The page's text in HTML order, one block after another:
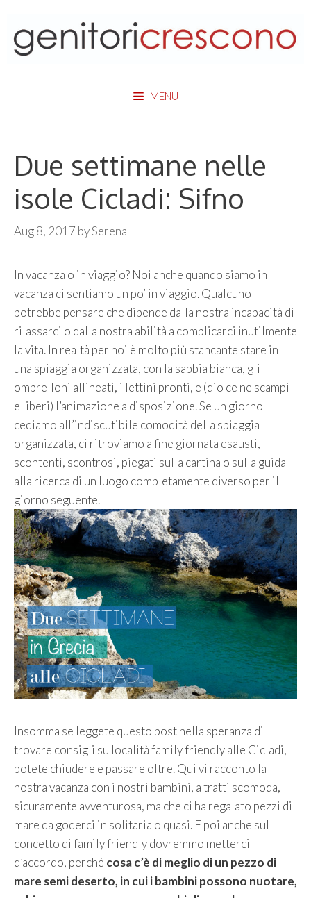
content
MENU
Due settimane nelle
isole Cicladi: Sifno
Aug 8, 2017 bySerena
In vacanza o in viaggio? Noi anche quando siamo in
vacanza ci sentiamo un po’ in viaggio. Qualcuno
potrebbe pensare che dipende dalla nostra incapacità di
rilassarci o dalla nostra abilità a complicarci inutilmente
la vita. In realtà per noi è molto più stancante stare in
una spiaggia organizzata, con la sabbia bianca, gli
ombrelloni allineati, i lettini pronti, e (dio ce ne scampi
e liberi) l’animazione a disposizione. Se un giorno
cediamo all’indiscutibile comodità della spiaggia
organizzata, ci ritroviamo a fine giornata esausti,
scontenti, scontrosi, piegati sulla cartina o sulla guida
alla ricerca di un luogo completamente diverso per il
giorno seguente.
Insomma se leggete questo post nella speranza di
trovare consigli su località family friendly alle Cicladi,
potete chiudere e passare oltre. Qui vi racconto la
nostra vacanza con i nostri bambini, a tratti scomoda,
sicuramente avventurosa, ma che ci ha regalato pezzi di
mare da goderci in solitaria o quasi. E poi anche sul
concetto di family friendly dovremmo metterci
d’accordo, perché cosa c’è di meglio di un pezzo di
mare semi deserto, in cui i bambini possono nuotare,